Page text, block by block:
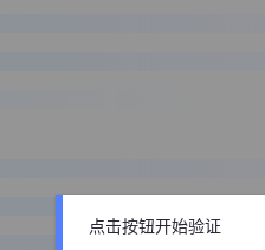
点击按钮开始验证